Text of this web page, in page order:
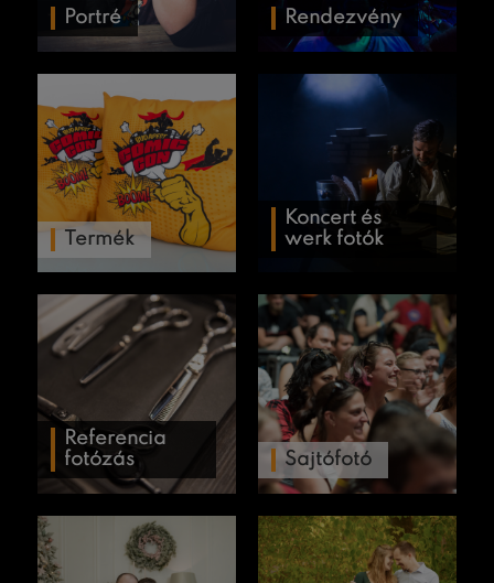
Portré Rendezvény
Termék
Koncert és
werk fotók
Referencia
fotózás
Sajtófotó